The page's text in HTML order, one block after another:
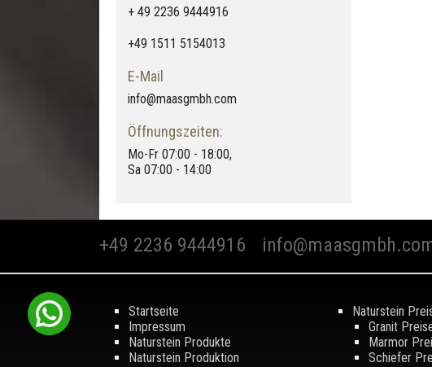
+ 49 2236 9444916
+49 1511 5154013
E-Mail
info@maasgmbh.com
Öffnungszeiten:
Mo-Fr 07:00 - 18:00,
Sa 07:00 - 14:00
+49 2236 9444916
Startseite
Impressum
Naturstein Produkte
Naturstein Produktion
Naturstein
Granit
Marmor
Schiefer